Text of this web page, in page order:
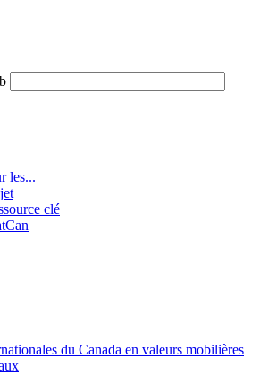
les...
clé
du Canada en valeurs mobilières